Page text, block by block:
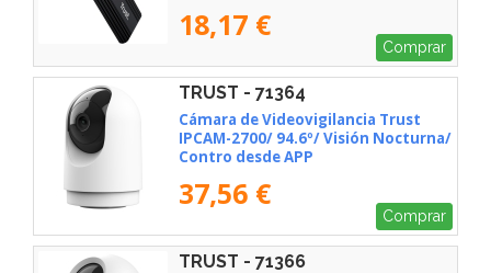
18,17 €
Comprar
TRUST - 71364
Cámara de Videovigilancia Trust
IPCAM-2700/ 94.6º/ Visión Nocturna/
Contro desde APP
37,56 €
Comprar
TRUST - 71366